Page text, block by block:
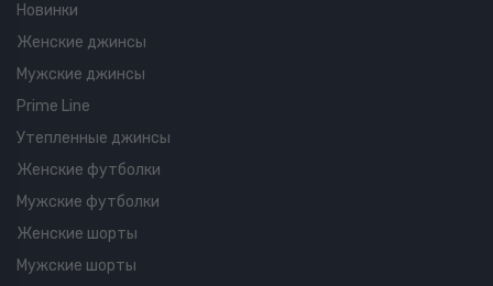
Новинки
Женские джинсы
Мужские джинсы
Prime Line
Утепленные джинсы
Женские футболки
Мужские футболки
Женские шорты
Мужские шорты